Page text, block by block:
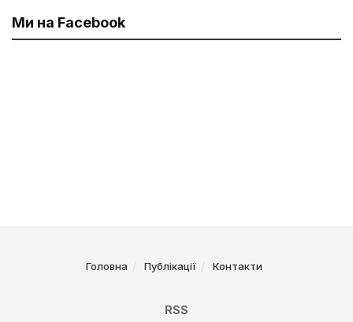
Ми на Facebook
Головна Публікації Контакти
RSS